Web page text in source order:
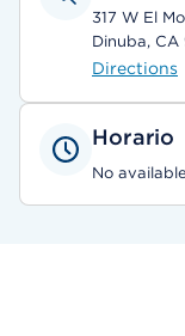
317 W El
Dinuba, CA
Directions
Horario
No